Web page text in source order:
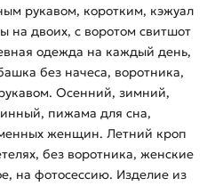
рукавом, коротким, кэжуал
на двоих, с воротом свитшот
одежда на каждый день,
без начеса, воротника,
Осенний, зимний,
пижама для сна,
женщин. Летний кроп
без воротника, женские
на фотосессию. Изделие из